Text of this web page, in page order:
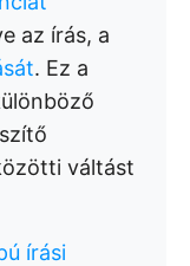
az írás, a
. Ez a
váltást
írási